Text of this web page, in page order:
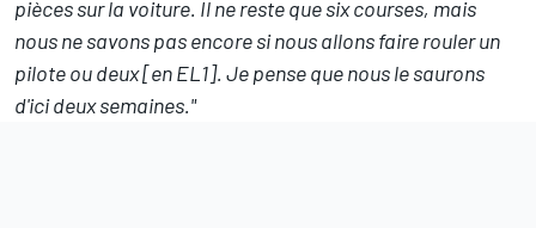
pièces sur la voiture. Il ne reste que six courses, mais
nous ne savons pas encore si nous allons faire rouler un
pilote ou deux [en EL1]. Je pense que nous le saurons
d'ici deux semaines."